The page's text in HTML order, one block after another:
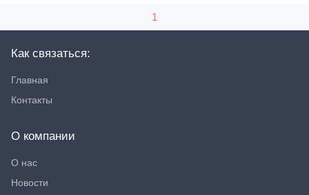
1
Как связаться:
Главная
Контакты
О компании
О нас
Новости